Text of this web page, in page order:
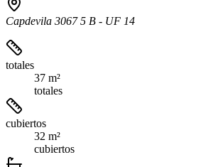
Capdevila 3067 5 B - UF 14
totales
37 m²
totales
cubiertos
32 m²
cubiertos